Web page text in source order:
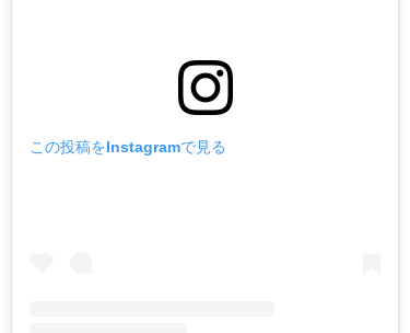
この投稿をInstagramで見る